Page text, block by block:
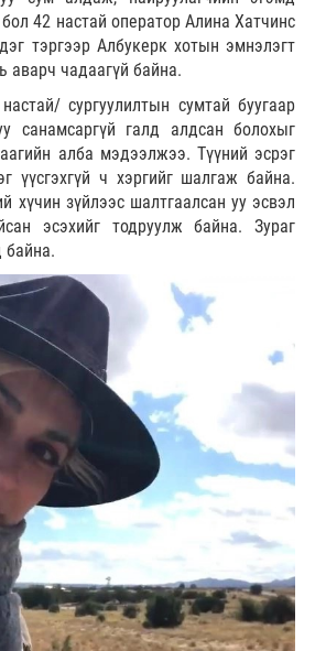
42 настай оператор Алина Хатчинс
тэргээр Албукерк хотын эмнэлэгт
аварч чадаагүй байна.
сургуулилтын сумтай буугаар
санамсаргүй галд алдсан болохыг
алба мэдээлжээ. Түүний эсрэг
үүсгэхгүй ч хэргийг шалгаж байна.
хүчин зүйлээс шалтгаалсан уу эсвэл
эсэхийг тодруулж байна. Зураг
байна.